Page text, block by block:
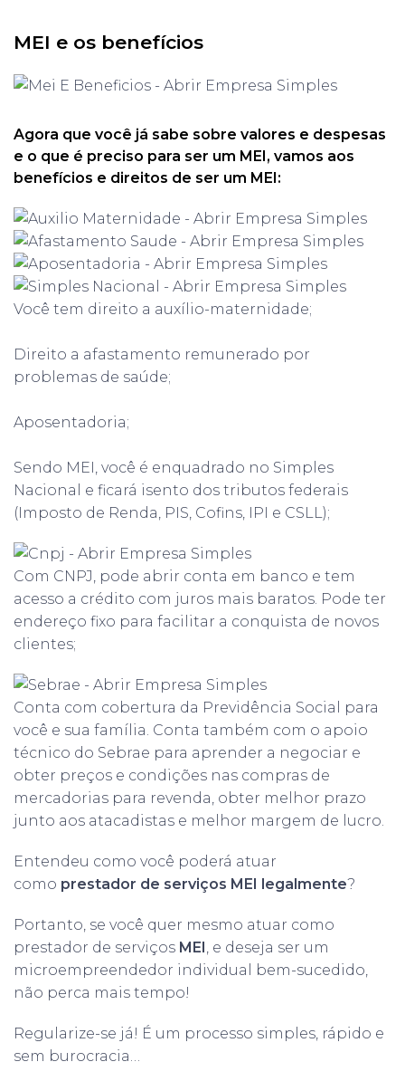
MEI e os benefícios
Agora que você já sabe sobre valores e despesas
e o que é preciso para ser um MEI, vamos aos
benefícios e direitos de ser um MEI:
Você tem direito a auxílio-maternidade;
Direito a afastamento remunerado por
problemas de saúde;
Aposentadoria;
Sendo MEI, você é enquadrado no Simples
Nacional e ficará isento dos tributos federais
(Imposto de Renda, PIS, Cofins, IPI e CSLL);
Com CNPJ, pode abrir conta em banco e tem
acesso a crédito com juros mais baratos. Pode ter
endereço fixo para facilitar a conquista de novos
clientes;
Conta com cobertura da Previdência Social para
você e sua família. Conta também com o apoio
técnico do Sebrae para aprender a negociar e
obter preços e condições nas compras de
mercadorias para revenda, obter melhor prazo
junto aos atacadistas e melhor margem de lucro.
Entendeu como você poderá atuar
como prestador de serviços MEI legalmente?
Portanto, se você quer mesmo atuar como
prestador de serviços MEI , e deseja ser um
microempreendedor individual bem-sucedido,
não perca mais tempo!
Regularize-se já! É um processo simples, rápido e
sem burocracia…